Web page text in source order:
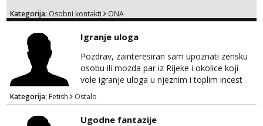
Anđela
tel:0,93€ - mob:1,12€ min
Kategorija: Osobni kontakti ONA
Igranje uloga
Pozdrav, zainteresiran sam upoznati zensku
osobu ili mozda par iz Rijeke i okolice koji
vole igranje uloga u njeznim i toplim incest
pricama, izgled nebitan, bitno je da znas sto
zelis i da se volis zabavljati. Javitese na mail,
viber, wapp ili zovite. Samo ozbiljni, hvala
Kategorija: Fetish Ostalo
Ugodne fantazije